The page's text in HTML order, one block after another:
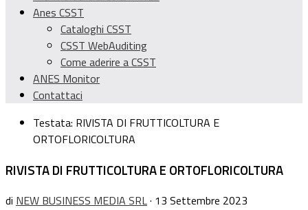
Anes CSST
Cataloghi CSST
CSST WebAuditing
Come aderire a CSST
ANES Monitor
Contattaci
Testata: RIVISTA DI FRUTTICOLTURA E
ORTOFLORICOLTURA
RIVISTA DI FRUTTICOLTURA E ORTOFLORICOLTURA
di NEW BUSINESS MEDIA SRL· 13 Settembre 2023